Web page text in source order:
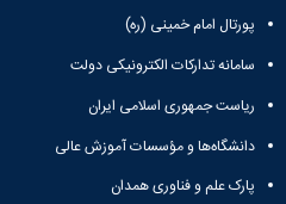
پورتال امام خمینی (ره)
سامانه تدارکات الکترونیکی دولت
ریاست جمهوری اسلامی ایران
دانشگاه‌ها و مؤسسات آموزش عالی
پارک علم و فناوری همدان